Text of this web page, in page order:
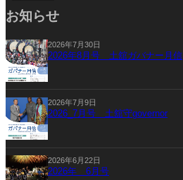
お知らせ
2026年7月30日
2026年8月号 土舘ガバナー月信
2026年7月9日
2026_7月号 土舘守governor
2026年6月22日
2026年 6月号